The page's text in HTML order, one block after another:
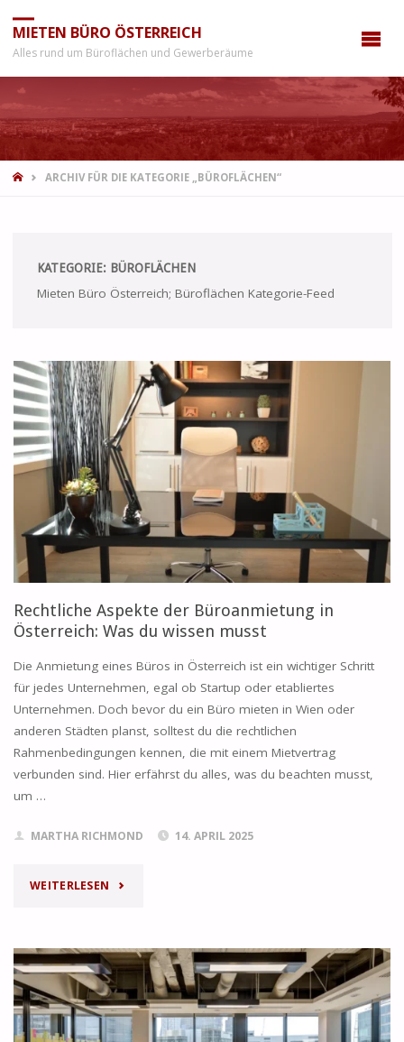
MIETEN BÜRO ÖSTERREICH
Alles rund um Büroflächen und Gewerberäume
STARTARCHIV FÜR DIE KATEGORIE „BÜROFLÄCHEN“
KATEGORIE: BÜROFLÄCHEN
Mieten Büro Österreich; Büroflächen Kategorie-Feed
Rechtliche Aspekte der Büroanmietung in
Österreich: Was du wissen musst
Die Anmietung eines Büros in Österreich ist ein wichtiger Schritt
für jedes Unternehmen, egal ob Startup oder etabliertes
Unternehmen. Doch bevor du ein Büro mieten in Wien oder
anderen Städten planst, solltest du die rechtlichen
Rahmenbedingungen kennen, die mit einem Mietvertrag
verbunden sind. Hier erfährst du alles, was du beachten musst,
um …
MARTHA RICHMOND 14. APRIL 2025
WEITERLESEN "RECHTLICHE
DER
BÜROANMIETUNG
IN